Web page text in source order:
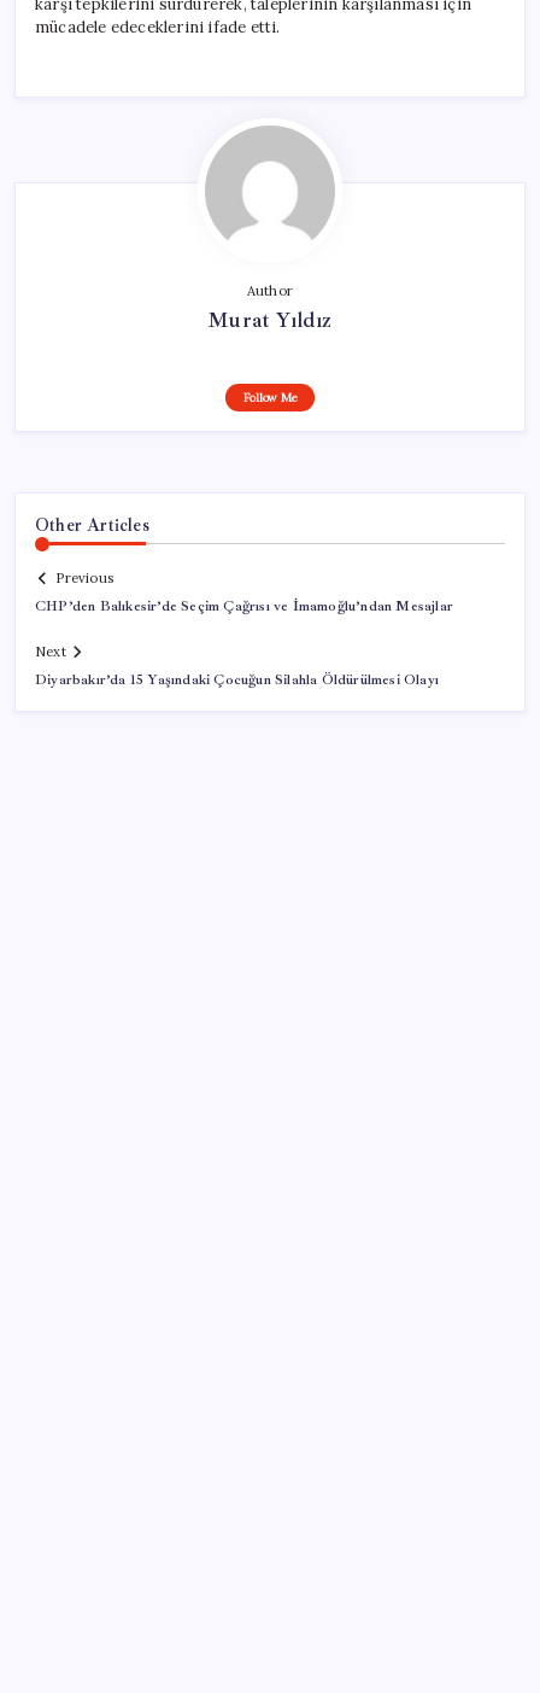
mücadele edeceklerini ifade etti.
Author
Murat Yıldız
Follow Me
Other Articles
Previous
CHP’den Balıkesir’de Seçim Çağrısı ve İmamoğlu’ndan Mesajlar
Next
Diyarbakır’da 15 Yaşındaki Çocuğun Silahla Öldürülmesi Olayı